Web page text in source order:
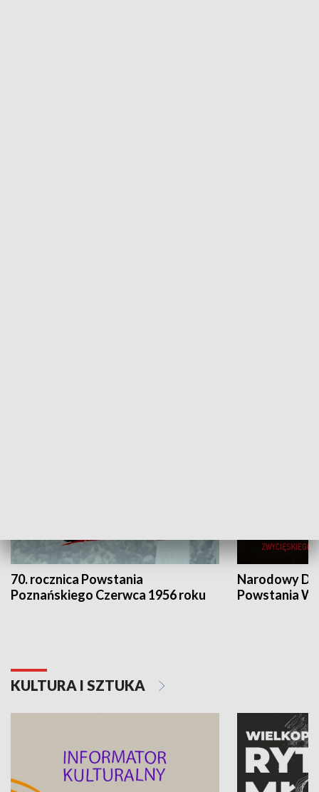
70. rocznica Powstania
Poznańskiego Czerwca 1956 roku
Narodowy
Powstania
KULTURA I SZTUKA